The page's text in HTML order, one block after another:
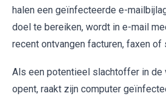
halen een geïnfecteerde e-
doel te bereiken, wordt in e-mail
recent ontvangen facturen, faxen of
Als een potentieel slachtoffer in de
opent, raakt zijn computer